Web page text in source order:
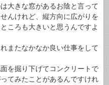
大きな窓があるお陰と言って
んけれど、縦方向に広がりを
ころも大きいと思うんですよ
またなかなか良い仕事をして
を掘り下げてコンクリートで
てみたことがあるんですけれ